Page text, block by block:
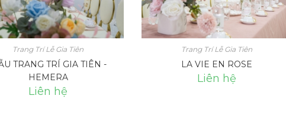
Trang Trí Lễ Gia Tiên
TRANG TRÍ GIA TIÊN -
HEMERA
Liên hệ
Trang Trí Lễ Gia Tiên
LA VIE EN ROSE
Liên hệ